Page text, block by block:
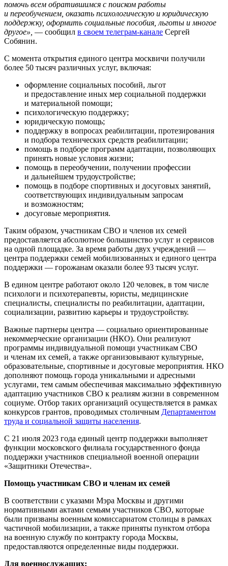
помочь всем обратившимся с поиском работы
и переобучением, оказать психологическую и юридическую
поддержку, оформить социальные пособия, льготы и многое
другое», — сообщил в своем телеграм-канале Сергей
Собянин.
С момента открытия единого центра москвичи получили
более 50 тысяч различных услуг, включая:
оформление социальных пособий, льгот
и предоставление иных мер социальной поддержки
и материальной помощи;
психологическую поддержку;
юридическую помощь;
поддержку в вопросах реабилитации, протезирования
и подбора технических средств реабилитации;
помощь в подборе программ адаптации, позволяющих
принять новые условия жизни;
помощь в переобучении, получении профессии
и дальнейшем трудоустройстве;
помощь в подборе спортивных и досуговых занятий,
соответствующих индивидуальным запросам
и возможностям;
досуговые мероприятия.
Таким образом, участникам СВО и членов их семей
предоставляется абсолютное большинство услуг и сервисов
на одной площадке. За время работы двух учреждений —
центра поддержки семей мобилизованных и единого центра
поддержки — горожанам оказали более 93 тысяч услуг.
В едином центре работают около 120 человек, в том числе
психологи и психотерапевты, юристы, медицинские
специалисты, специалисты по реабилитации, адаптации,
социализации, развитию карьеры и трудоустройству.
Важные партнеры центра — социально ориентированные
некоммерческие организации (НКО). Они реализуют
программы индивидуальной помощи участникам СВО
и членам их семей, а также организовывают культурные,
образовательные, спортивные и досуговые мероприятия. НКО
дополняют помощь города уникальными и адресными
услугами, тем самым обеспечивая максимально эффективную
адаптацию участников СВО к реалиям жизни в современном
социуме. Отбор таких организаций осуществляется в рамках
конкурсов грантов, проводимых столичным Департаментом
труда и социальной защиты населения.
С 21 июля 2023 года единый центр поддержки выполняет
функции московского филиала государственного фонда
поддержки участников специальной военной операции
«Защитники Отечества».
Помощь участникам СВО и членам их семей
В соответствии с указами Мэра Москвы и другими
нормативными актами семьям участников СВО, которые
были призваны военным комиссариатом столицы в рамках
частичной мобилизации, а также приняты пунктом отбора
на военную службу по контракту города Москвы,
предоставляются определенные виды поддержки.
Для военнослужащих: